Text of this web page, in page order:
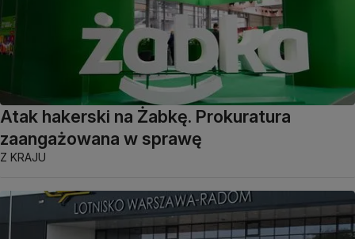
Atak hakerski na Żabkę. Prokuratura
zaangażowana w sprawę
Z KRAJU